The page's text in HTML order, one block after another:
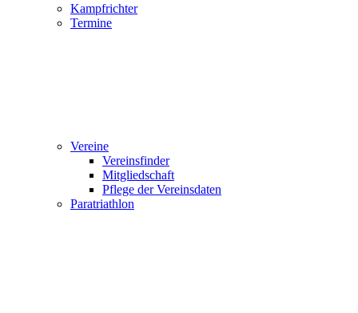
Kampfrichter
Termine
Vereine
Vereinsfinder
Mitgliedschaft
Pflege der Vereinsdaten
Paratriathlon